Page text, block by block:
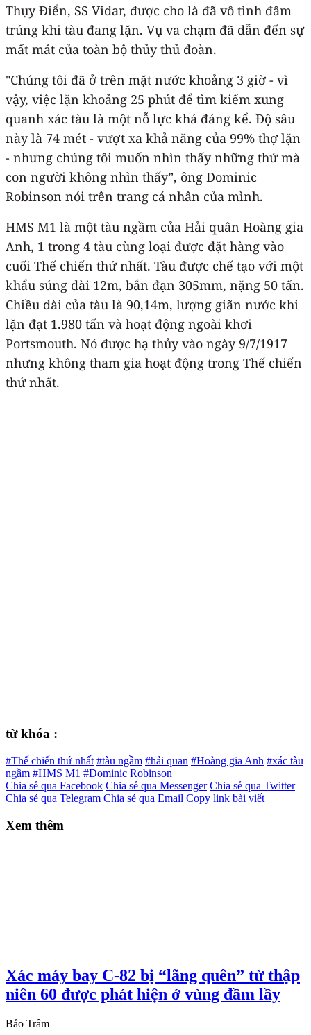
Thụy Điển, SS Vidar, được cho là đã vô tình đâm
trúng khi tàu đang lặn. Vụ va chạm đã dẫn đến sự
mất mát của toàn bộ thủy thủ đoàn.
"Chúng tôi đã ở trên mặt nước khoảng 3 giờ - vì
vậy, việc lặn khoảng 25 phút để tìm kiếm xung
quanh xác tàu là một nỗ lực khá đáng kể. Độ sâu
này là 74 mét - vượt xa khả năng của 99% thợ lặn
- nhưng chúng tôi muốn nhìn thấy những thứ mà
con người không nhìn thấy”, ông Dominic
Robinson nói trên trang cá nhân của mình.
HMS M1 là một tàu ngầm của Hải quân Hoàng gia
Anh, 1 trong 4 tàu cùng loại được đặt hàng vào
cuối Thế chiến thứ nhất. Tàu được chế tạo với một
khẩu súng dài 12m, bắn đạn 305mm, nặng 50 tấn.
Chiều dài của tàu là 90,14m, lượng giãn nước khi
lặn đạt 1.980 tấn và hoạt động ngoài khơi
Portsmouth. Nó được hạ thủy vào ngày 9/7/1917
nhưng không tham gia hoạt động trong Thế chiến
thứ nhất.
từ khóa :
#Thế chiến thứ nhất #tàu ngầm #hải quan #Hoàng gia Anh #xác tàu
ngầm #HMS M1 #Dominic Robinson
Chia sẻ qua Facebook Chia sẻ qua Messenger Chia sẻ qua Twitter
Chia sẻ qua Telegram Chia sẻ qua Email Copy link bài viết
Xem thêm
Xác máy bay C-82 bị “lãng quên” từ thập
niên 60 được phát hiện ở vùng đầm lầy
Bảo Trâm